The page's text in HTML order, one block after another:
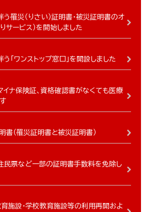
罹災（りさい）証明書・被災証明書のオ
サービス）を開始しました
「ワンストップ窓口」を開設しました
イナ保険証、資格確認書がなくても医療
書（罹災証明書と被災証明書）
民票など一部の証明書手数料を免除し
育施設・学校教育施設等の利用再開およ